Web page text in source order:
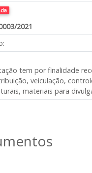
2021
tem por finalidade
veiculação,
materiais para